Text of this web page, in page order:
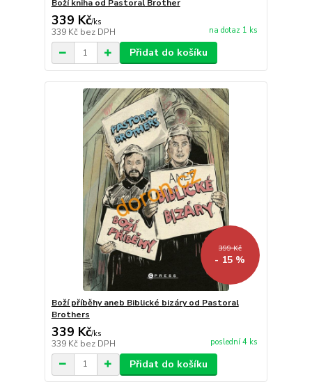
Boží kniha od Pastoral Brother
339 Kč/ks
339 Kč bez DPH na dotaz 1 ks
Přidat do košíku
399 Kč
- 15 %
Boží příběhy aneb Biblické bizáry od Pastoral
Brothers
339 Kč/ks
339 Kč bez DPH poslední 4 ks
Přidat do košíku